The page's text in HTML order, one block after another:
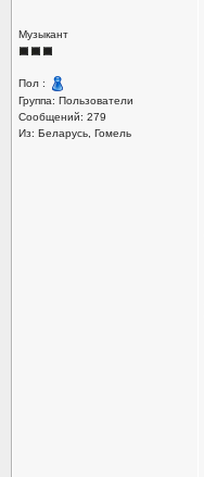
Музыкант
Пол :
Группа: Пользователи
Сообщений: 279
Из: Беларусь, Гомель